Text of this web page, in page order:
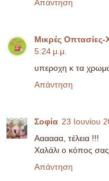
Απάντηση
Μικρές Οπτασίες-
5:24 μ.μ.
υπεροχη κ τα
Απάντηση
Σοφία 23 Ιουνίου
Αααααα, τέλεια !!!
Χαλάλι ο κόπος
Απάντηση